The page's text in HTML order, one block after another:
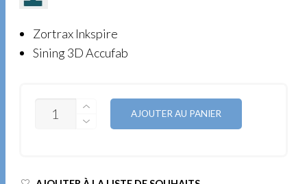
Zortrax Inkspire
Sining 3D Accufab
QUANTITÉ
AJOUTER AU PANIER